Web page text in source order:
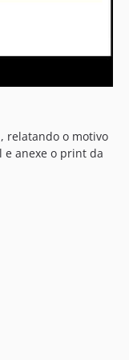
, relatando o motivo
e anexe o print da